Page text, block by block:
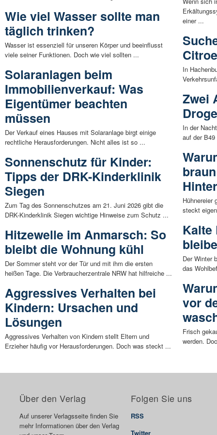
Wie viel Wasser sollte man
täglich trinken?
Wasser ist essenziell für unseren Körper und beeinflusst
viele seiner Funktionen. Doch wie viel sollten ...
Solaranlagen beim
Immobilienverkauf: Was
Eigentümer beachten
müssen
Der Verkauf eines Hauses mit Solaranlage birgt einige
rechtliche Herausforderungen. Nicht alles ist so ...
Sonnenschutz für Kinder:
Tipps der DRK-Kinderklinik
Siegen
Zum Tag des Sonnenschutzes am 21. Juni 2026 gibt die
DRK-Kinderklinik Siegen wichtige Hinweise zum Schutz ...
Hitzewelle im Anmarsch: So
bleibt die Wohnung kühl
Der Sommer steht vor der Tür und mit ihm die ersten
heißen Tage. Die Verbraucherzentrale NRW hat hilfreiche ...
Aggressives Verhalten bei
Kindern: Ursachen und
Lösungen
Aggressives Verhalten von Kindern stellt Eltern und
Erzieher häufig vor Herausforderungen. Doch was steckt ...
einer ...
In
Zwei
In der
auf der
Hühnereier
steckt
Kalte
Der Winter
das
vor
Frisch
werden.
Über den Verlag
Auf unserer Verlagsseite finden Sie
mehr Informationen über den Verlag
Folgen Sie uns
RSS
Twitter